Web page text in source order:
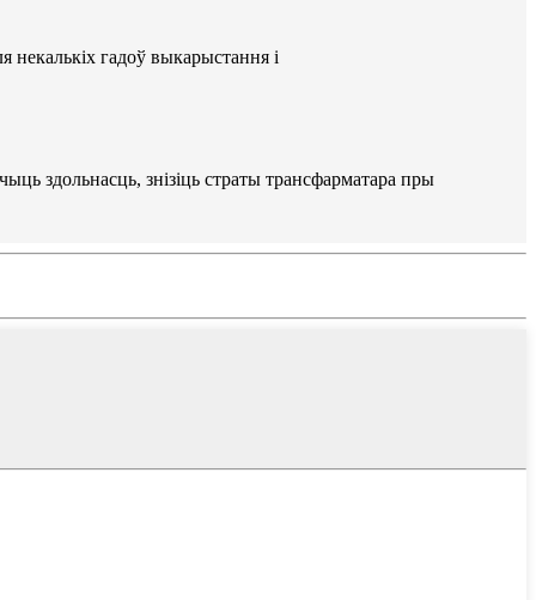
гадоў выкарыстання і
здольнасць, знізіць страты трансфарматара пры